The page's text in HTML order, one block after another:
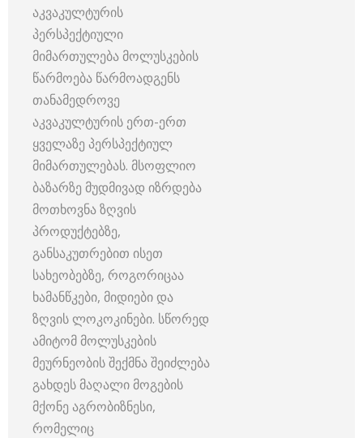
აკვაკულტურის
პერსპექტიული
მიმართულება მოლუსკების
წარმოება წარმოადგენს
თანამედროვე
აკვაკულტურის ერთ-ერთ
ყველაზე პერსპექტიულ
მიმართულებას. მსოფლიო
ბაზარზე მუდმივად იზრდება
მოთხოვნა ზღვის
პროდუქტებზე,
განსაკუთრებით ისეთ
სახეობებზე, როგორიცაა
ხამანწკები, მიდიები და
ზღვის ლოკოკინები. სწორედ
ამიტომ მოლუსკების
მეურნეობის შექმნა შეიძლება
გახდეს მაღალი მოგების
მქონე აგრობიზნესი,
რომელიც